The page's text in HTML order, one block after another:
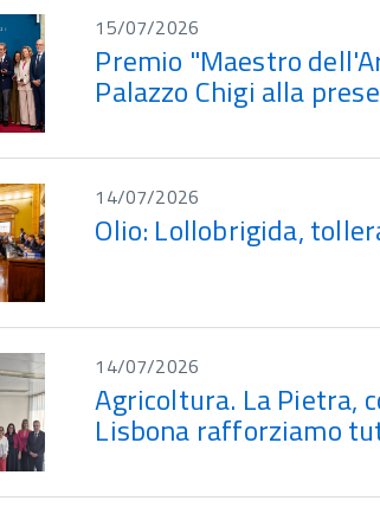
15/07/2026
Premio "Maestro
Palazzo Chigi alla
14/07/2026
Olio: Lollobrigida,
14/07/2026
Agricoltura. La Pietra,
Lisbona rafforziamo